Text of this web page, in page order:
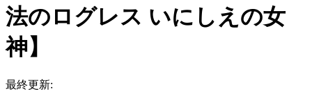
法のログレス いにしえの女
神】
最終更新: